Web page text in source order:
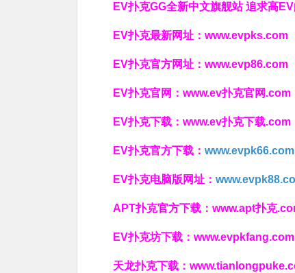
EV扑克GG全新中文旗舰站追求高EV
EV扑克最新网址： www.evpks.com
EV扑克官方网址： www.evp86.com
EV扑克官网： www.ev扑克官网.com
EV扑克下载： www.ev扑克下载.com
EV扑克官方下载： www.evpk66.com
EV扑克电脑版网址：
APT扑克官方下载： www.apt扑克
EV扑克坊下载： www.evpkfang.com
天龙扑克下载：